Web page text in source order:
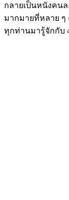
กลายเป็นหนังคน
มากมายที่หลาย ๆ
ทุกท่านมารู้จักกับ